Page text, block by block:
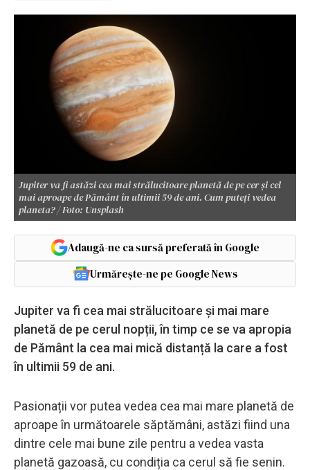
Jupiter va fi astăzi cea mai strălucitoare planetă de pe cer și cel
mai aproape de Pământ în ultimii 59 de ani. Cum puteți vedea
planeta? / Foto: Unsplash
Adaugă-ne ca sursă preferată în Google
Urmărește-ne pe Google News
Jupiter va fi cea mai strălucitoare și mai mare
planetă de pe cerul nopții, în timp ce se va apropia
de Pământ la cea mai mică distanță la care a fost
în ultimii 59 de ani.
Pasionații vor putea vedea cea mai mare planetă de
aproape în următoarele săptămâni, astăzi fiind una
dintre cele mai bune zile pentru a vedea vasta
planetă gazoasă, cu condiția ca cerul să fie senin.